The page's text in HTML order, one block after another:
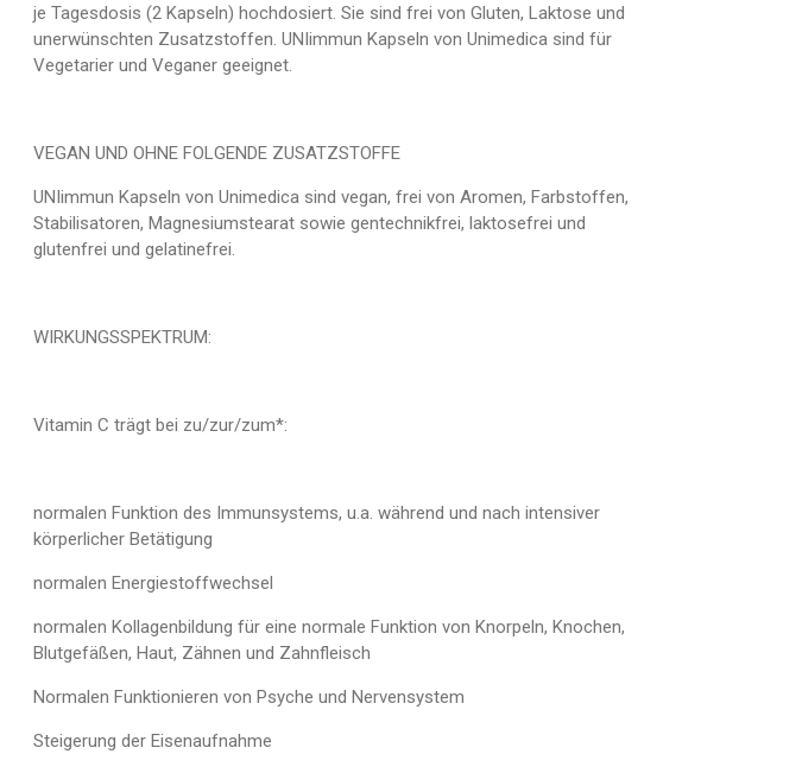
je Tagesdosis (2 Kapseln) hochdosiert. Sie sind frei von Gluten, Laktose und
unerwünschten Zusatzstoffen. UNIimmun Kapseln von Unimedica sind für
Vegetarier und Veganer geeignet.
VEGAN UND OHNE FOLGENDE ZUSATZSTOFFE
UNIimmun Kapseln von Unimedica sind vegan, frei von Aromen, Farbstoffen,
Stabilisatoren, Magnesiumstearat sowie gentechnikfrei, laktosefrei und
glutenfrei und gelatinefrei.
WIRKUNGSSPEKTRUM:
Vitamin C trägt bei zu/zur/zum*:
normalen Funktion des Immunsystems, u.a. während und nach intensiver
körperlicher Betätigung
normalen Energiestoffwechsel
normalen Kollagenbildung für eine normale Funktion von Knorpeln, Knochen,
Blutgefäßen, Haut, Zähnen und Zahnfleisch
Normalen Funktionieren von Psyche und Nervensystem
Steigerung der Eisenaufnahme